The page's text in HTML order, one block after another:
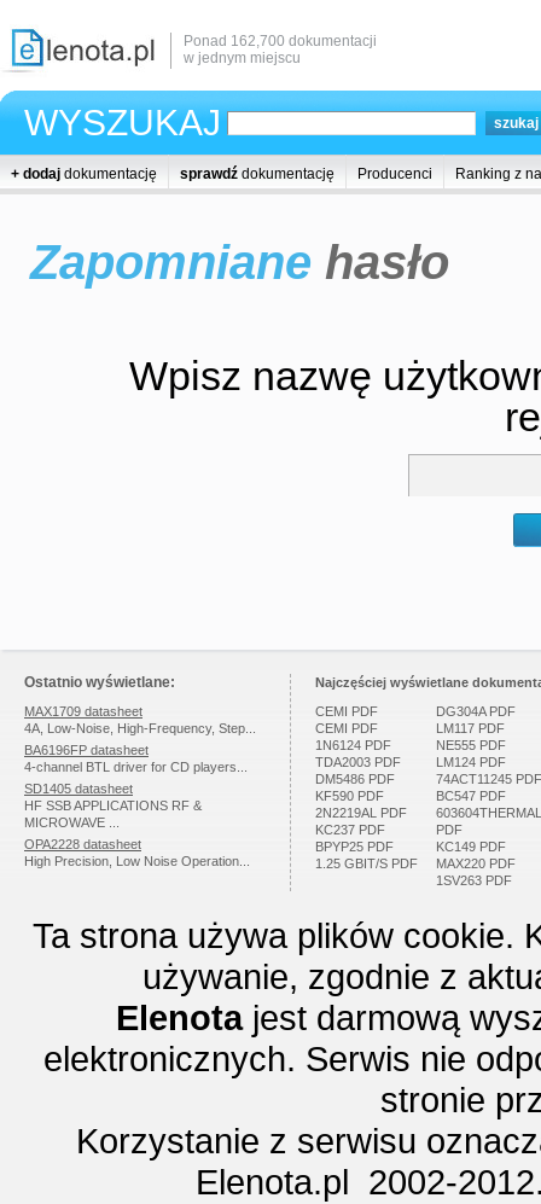
Ponad 162,700 dokumentacji
w jednym miejscu
WYSZUKAJ
+ dodaj dokumentację sprawdź dokumentację Producenci Ranking z
Zapomniane hasło
Wpisz nazwę
Ostatnio wyświetlane:
MAX1709 datasheet
4A, Low-Noise, High-Frequency, Step...
BA6196FP datasheet
4-channel BTL driver for CD players...
SD1405 datasheet
HF SSB APPLICATIONS RF &
MICROWAVE ...
OPA2228 datasheet
High Precision, Low Noise Operation...
Najczęściej wyświetlane
CEMI PDF
CEMI PDF
1N6124 PDF
TDA2003 PDF
DM5486 PDF
KF590 PDF
2N2219AL PDF
KC237 PDF
BPYP25 PDF
1.25 GBIT/S PDF
DG304A PDF
LM117 PDF
NE555 PDF
LM124 PDF
74ACT11245 PDF
BC547 PDF
603604THERMAL
PDF
KC149 PDF
MAX220 PDF
1SV263 PDF
Ta strona używa plików cookie.
używanie, zgodnie z
Elenotajest darmową
elektronicznych. Serwis nie
stronie
Korzystanie z serwisu
Elenota.pl 2002-